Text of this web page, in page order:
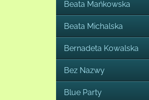
Beata Mańkowska
Beata Michalska
Bernadeta Kowalska
Bez Nazwy
Blue Party